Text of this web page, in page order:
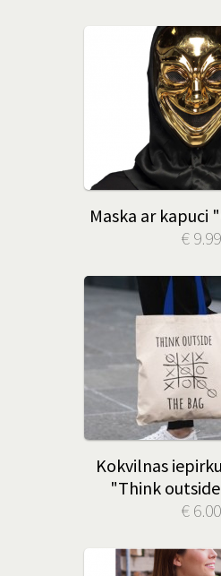
Maska ar kapuci
€ 9.99
Kokvilnas
"Think
€ 6.00